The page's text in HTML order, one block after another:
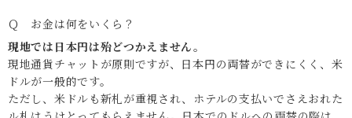
Ｑ お金は何をいくら？
現地では日本円は殆どつかえません。
現地通貨チャットが原則ですが、日本円の両替ができにくく、米
ドルが一般的です。
ただし、米ドルも新札が重視され、ホテルの支払いでさえおれた